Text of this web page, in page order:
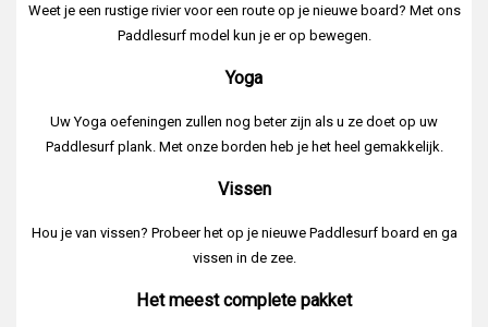
Weet je een rustige rivier voor een route op je nieuwe board? Met ons
Paddlesurf model kun je er op bewegen.
Yoga
Uw Yoga oefeningen zullen nog beter zijn als u ze doet op uw
Paddlesurf plank. Met onze borden heb je het heel gemakkelijk.
Vissen
Hou je van vissen? Probeer het op je nieuwe Paddlesurf board en ga
vissen in de zee.
Het meest complete pakket